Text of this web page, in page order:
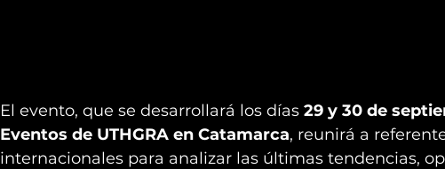
El evento, que se desarrollará los días 29 y 30 de
Eventos de UTHGRA en Catamarca, reunirá a
internacionales para analizar las últimas tendencias,